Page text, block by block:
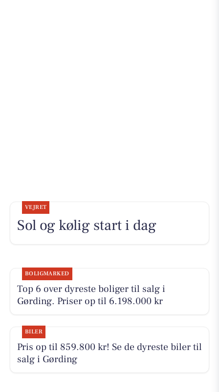
VEJRET
Sol og kølig start i dag
BOLIGMARKED
Top 6 over dyreste boliger til salg i
Gørding. Priser op til 6.198.000 kr
BILER
Pris op til 859.800 kr! Se de dyreste biler til
salg i Gørding